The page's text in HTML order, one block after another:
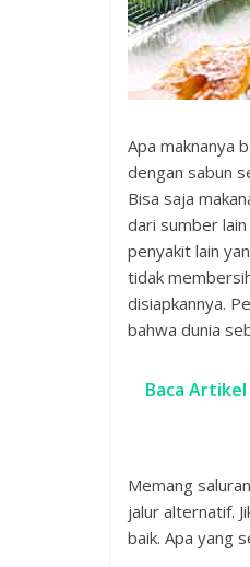
Apa maknanya
dengan sabun
Bisa saja
dari sumber
penyakit lain
tidak
disiapkannya.
bahwa dunia
Baca Artikel
Memang
jalur alternatif.
baik. Apa yang